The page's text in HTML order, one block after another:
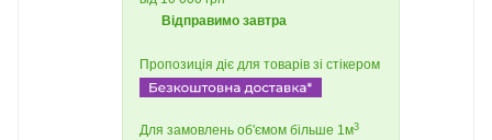
Відправимо завтра
Пропозиція діє для товарів зі стікером
Для замовлень об'ємом більше 1м3